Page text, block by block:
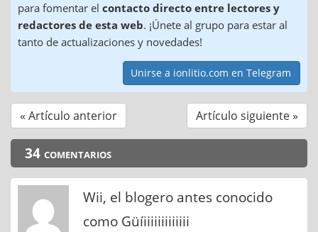
para fomentar el contacto directo entre lectores y
redactores de esta web. ¡Únete al grupo para estar al
tanto de actualizaciones y novedades!
Unirse a ionlitio.com en Telegram
« Artículo anterior Artículo siguiente »
34 comentarios
Wii, el blogero antes conocido
como Güíiiiiiiiiiiiii